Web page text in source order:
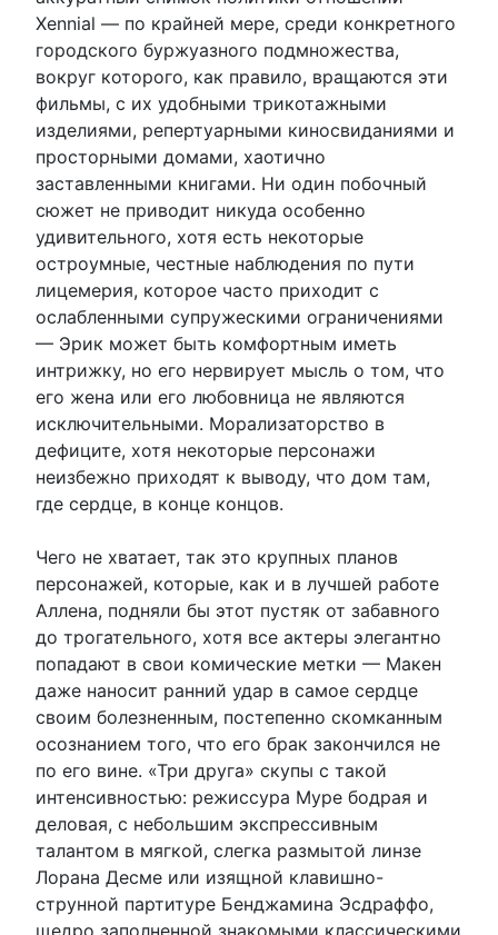
Xennial — по крайней мере, среди конкретного
городского буржуазного подмножества,
вокруг которого, как правило, вращаются эти
фильмы, с их удобными трикотажными
изделиями, репертуарными киносвиданиями и
просторными домами, хаотично
заставленными книгами. Ни один побочный
сюжет не приводит никуда особенно
удивительного, хотя есть некоторые
остроумные, честные наблюдения по пути
лицемерия, которое часто приходит с
ослабленными супружескими ограничениями
— Эрик может быть комфортным иметь
интрижку, но его нервирует мысль о том, что
его жена или его любовница не являются
исключительными. Морализаторство в
дефиците, хотя некоторые персонажи
неизбежно приходят к выводу, что дом там,
где сердце, в конце концов.
Чего не хватает, так это крупных планов
персонажей, которые, как и в лучшей работе
Аллена, подняли бы этот пустяк от забавного
до трогательного, хотя все актеры элегантно
попадают в свои комические метки — Макен
даже наносит ранний удар в самое сердце
своим болезненным, постепенно скомканным
осознанием того, что его брак закончился не
по его вине. «Три друга» скупы с такой
интенсивностью: режиссура Муре бодрая и
деловая, с небольшим экспрессивным
талантом в мягкой, слегка размытой линзе
Лорана Десме или изящной клавишно-
струнной партитуре Бенджамина Эсдраффо,